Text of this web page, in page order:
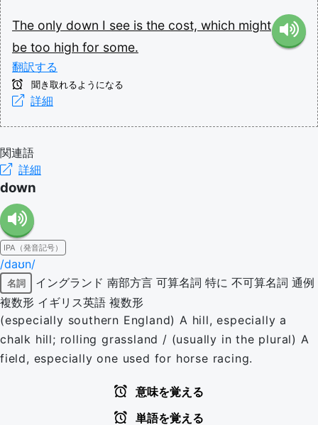
The only down I see is the cost, which might
be too high for some.
翻訳する
聞き取れるようになる
詳細
関連語
詳細
down
IPA（発音記号）
/daʊn/
名詞 イングランド 南部方言 可算名詞 特に 不可算名詞 通例
複数形 イギリス英語 複数形
(especially southern England) A hill, especially a
chalk hill; rolling grassland / (usually in the plural) A
field, especially one used for horse racing.
意味を覚える
単語を覚える